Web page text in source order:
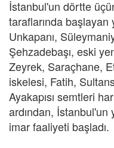
İstanbul'un dörtte
taraflarında başlayan
Unkapanı,
Şehzadebaşı, eski
Zeyrek, Saraçhane,
iskelesi, Fatih,
Ayakapısı semtleri
ardından, İstanbul'un
imar faaliyeti başladı.